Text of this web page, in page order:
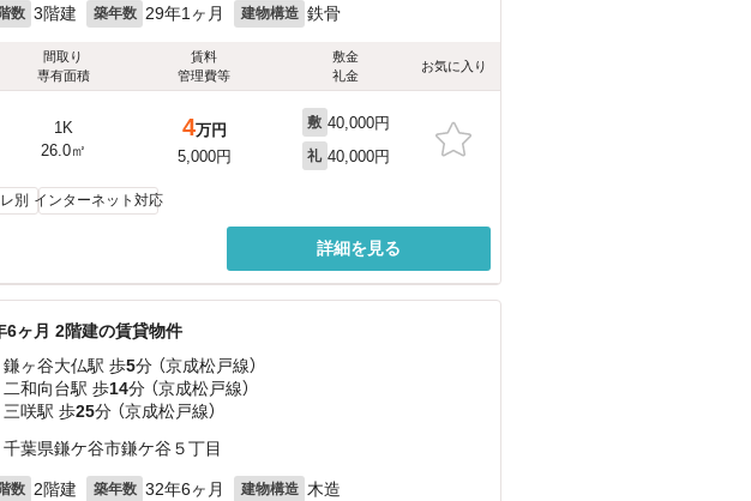
数 3階建 築年数 29年1ヶ月 建物構造 鉄骨
間取り
専有面積
賃料
管理費等
敷金
礼金
お気に入り
1K
26.0㎡
4万円
5,000円
敷 40,000円
礼 40,000円
別 インターネット対応
詳細を見る
ヶ月 2階建の賃貸物件
鎌ヶ谷大仏駅 歩5分 （京成松戸線）
二和向台駅 歩14分 （京成松戸線）
三咲駅 歩25分 （京成松戸線）
千葉県鎌ケ谷市鎌ケ谷５丁目
数 2階建 築年数 32年6ヶ月 建物構造 木造